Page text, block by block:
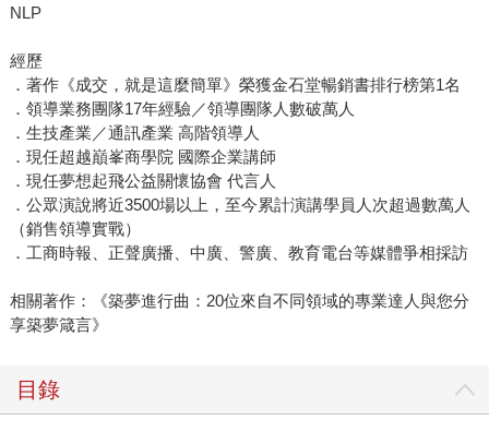
NLP
經歷
．著作《成交，就是這麼簡單》榮獲金石堂暢銷書排行榜第1名
．領導業務團隊17年經驗／領導團隊人數破萬人
．生技產業／通訊產業 高階領導人
．現任超越巔峯商學院 國際企業講師
．現任夢想起飛公益關懷協會 代言人
．公眾演說將近3500場以上，至今累計演講學員人次超過數萬人
（銷售領導實戰）
．工商時報、正聲廣播、中廣、警廣、教育電台等媒體爭相採訪
相關著作：《築夢進行曲：20位來自不同領域的專業達人與您分
享築夢箴言》
目錄